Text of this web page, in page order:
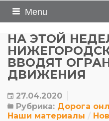
Menu
НА ЭТОЙ
ВВОДЯТ
ДВИЖЕНИЯ
27.04.2020
Рубрика: Дорога
Наши материалы